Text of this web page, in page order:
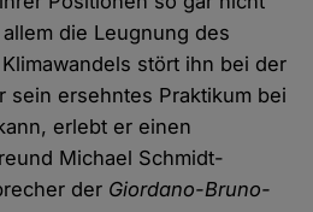
die Leugnung des
stört ihn bei der
sein ersehntes Praktikum bei
erlebt er einen
Michael Schmidt-
der Giordano-Bruno-